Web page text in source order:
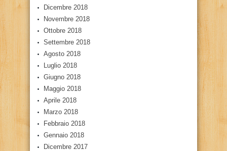
Dicembre 2018
Novembre 2018
Ottobre 2018
Settembre 2018
Agosto 2018
Luglio 2018
Giugno 2018
Maggio 2018
Aprile 2018
Marzo 2018
Febbraio 2018
Gennaio 2018
Dicembre 2017